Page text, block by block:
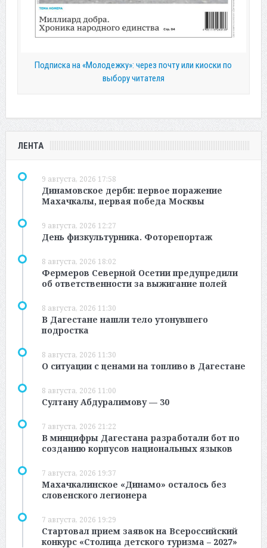
Подписка на «Молодежку»: через почту или киоски по
выбору читателя
ЛЕНТА
9 августа, 2026 17:58
Динамовское дерби: первое поражение
Махачкалы, первая победа Москвы
9 августа, 2026 12:27
День физкультурника. Фоторепортаж
8 августа, 2026 18:02
Фермеров Северной Осетии предупредили
об ответственности за выжигание полей
8 августа, 2026 11:30
В Дагестане нашли тело утонувшего
подростка
8 августа, 2026 11:30
О ситуации с ценами на топливо в Дагестане
8 августа, 2026 11:00
Султану Абдуралимову — 30
7 августа, 2026 21:22
В минцифры Дагестана разработали бот по
созданию корпусов национальных языков
7 августа, 2026 19:37
Махачкалинское «Динамо» осталось без
словенского легионера
7 августа, 2026 19:29
Стартовал прием заявок на Всероссийский
конкурс «Столица детского туризма – 2027»